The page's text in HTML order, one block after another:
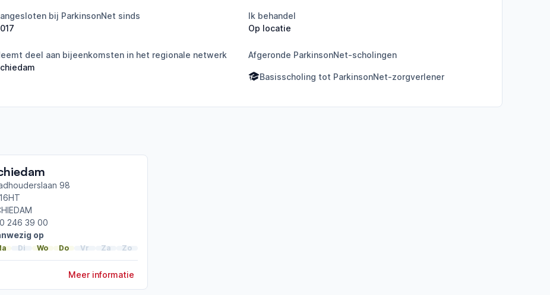
bij ParkinsonNet sinds
Ik behandel
Op locatie
deel aan bijeenkomsten in het regionale netwerk
Afgeronde ParkinsonNet-scholingen
Basisscholing tot ParkinsonNet-zorgverlener
98
246 39 00
op
Di Wo Do Vr Za Zo
Meer informatie